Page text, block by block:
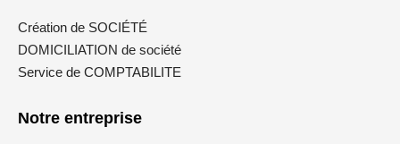
Création de SOCIÉTÉ
DOMICILIATION de société
Service de COMPTABILITE
Notre entreprise